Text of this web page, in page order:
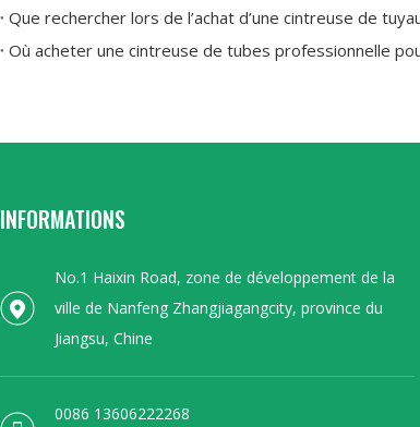
Que rechercher lors de l’achat d’une cintreuse de
INFORMATIONS
No.1 Haixin Road, zone de développement de la
ville de Nanfeng Zhangjiagangcity, province du
Jiangsu, Chine
0086 13606222268